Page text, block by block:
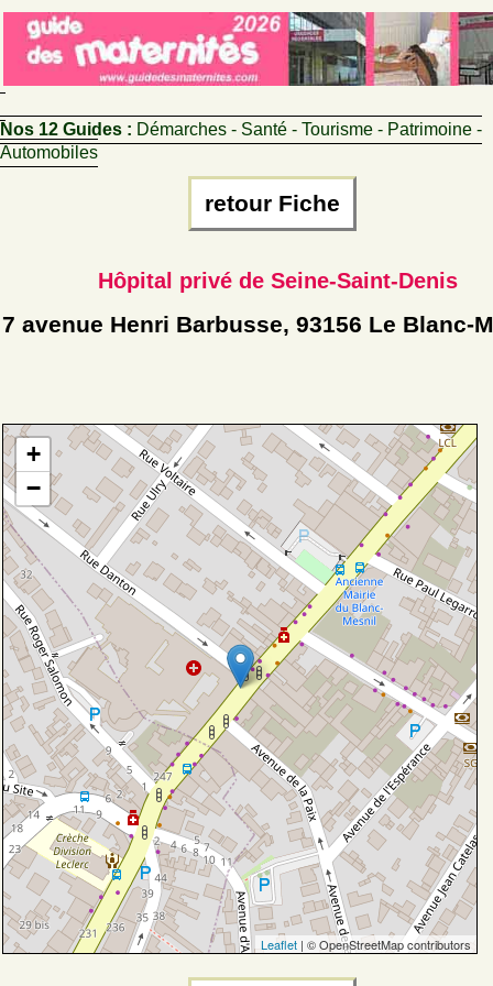
Nos 12 Guides : Démarches - Santé - Tourisme - Patrimoine -
Automobiles
retour Fiche
Hôpital privé de Seine-Saint-Denis
7 avenue Henri Barbusse, 93156 Le Blanc-
+
−
Leaflet | © OpenStreetMap contributors